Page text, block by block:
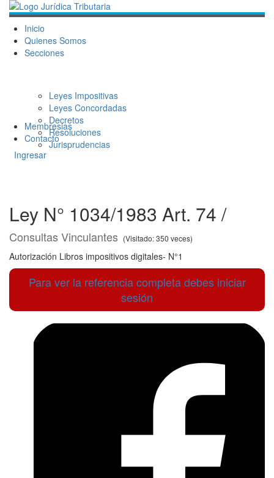
Inicio
Quienes Somos
Secciones
Leyes Impositivas
Leyes Concordadas
Decretos
Resoluciones
Jurisprudencias
Membresias
Contacto
Ingresar
Ley N° 1034/1983 Art. 74 /
Consultas Vinculantes (Visitado: 350 veces)
Autorización Libros impositivos digitales- N°1
Para ver la referencia completa debes iniciar
sesión